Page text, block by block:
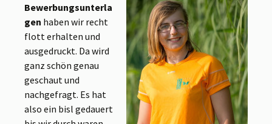
Bewerbungsunterla
gen haben wir recht
flott erhalten und
ausgedruckt. Da wird
ganz schön genau
geschaut und
nachgefragt. Es hat
also ein bisl gedauert